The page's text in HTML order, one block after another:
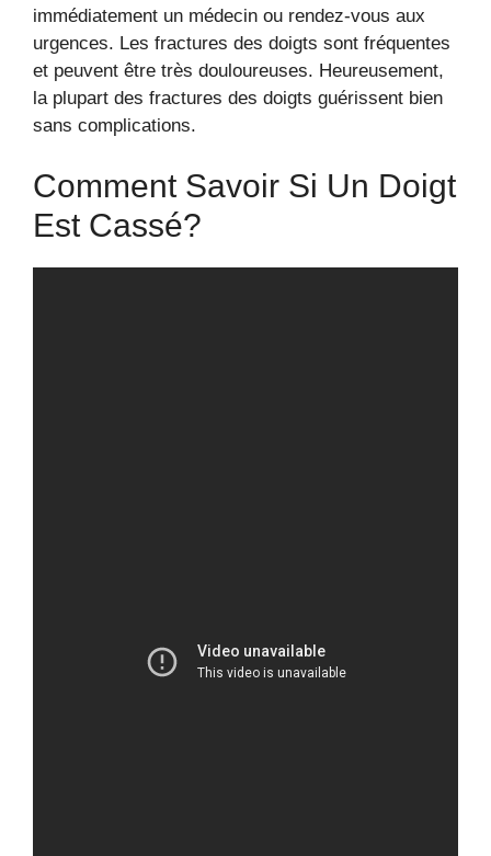
immédiatement un médecin ou rendez-vous aux
urgences. Les fractures des doigts sont fréquentes
et peuvent être très douloureuses. Heureusement,
la plupart des fractures des doigts guérissent bien
sans complications.
Comment Savoir Si Un Doigt
Est Cassé?